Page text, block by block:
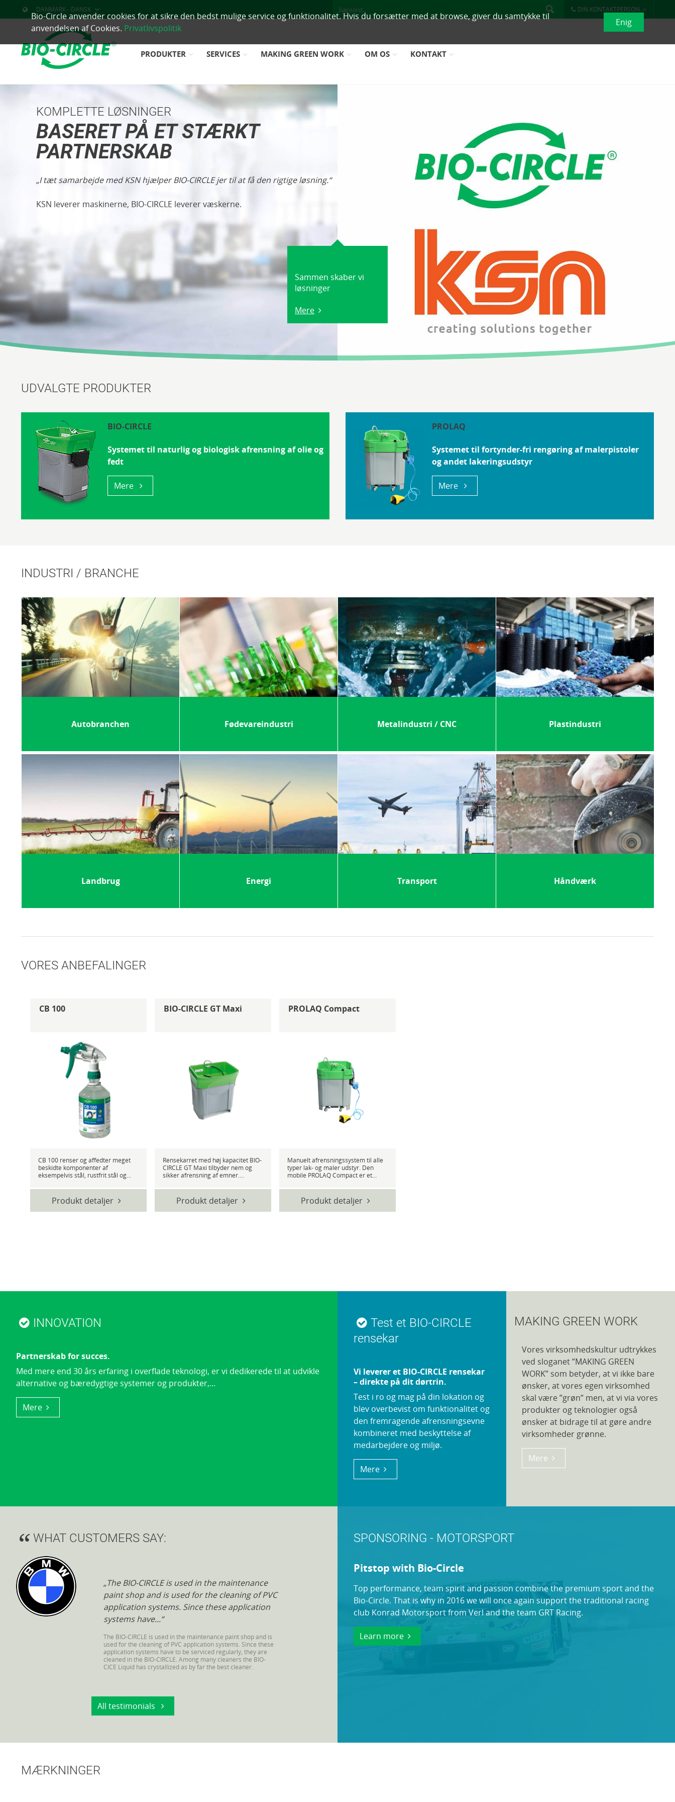
Bio-Circle anvender cookies for at sikre den bedst mulige service og funktionalitet. Hvis du forsætter med at browse, giver du samtykke til
anvendelsen af Cookies. Privatlivspolitik
Enig
DANMARK - DANSK DIN KONTAKTPERSON
PRODUKTER SERVICES MAKING GREEN WORK OM OS KONTAKT
KOMPLETTE LØSNINGER
BASERET PÅ ET STÆRKT
PARTNERSKAB
I tæt samarbejde med KSN hjælper BIO-CIRCLE jer til at få den rigtige løsning.
KSN leverer maskinerne, BIO-CIRCLE leverer væskerne.
Sammen skaber vi
løsninger
Mere
UDVALGTE PRODUKTER
BIO-CIRCLE
Systemet til naturlig og biologisk afrensning af olie og
fedt
Mere
PROLAQ
Systemet til fortynder-fri rengøring af malerpistoler
og andet lakeringsudstyr
Mere
INDUSTRI / BRANCHE
Autobranchen Fødevareindustri Metalindustri / CNC Plastindustri
Landbrug Energi Transport Håndværk
VORES ANBEFALINGER
CB 100
CB 100 renser og affedter meget
beskidte komponenter af
eksempelvis stål, rustfrit stål og
anbefalet til afrensning af kraftig
snavs såsom special fedt,
gummimærker, bitumen, voks
rester, olie og...
Produkt detaljer
BIO-CIRCLE GT Maxi
Rensekarret med høj kapacitet BIO-
CIRCLE GT Maxi tilbyder nem og
sikker afrensning af emner.
krav til nem anvendelse,
pålidelighed og er egnet til daglig
brug. Vandbaseret afrensning med
naturlige...
Produkt detaljer
PROLAQ Compact
Manuelt afrensningssystem til alle
typer lak- og maler udstyr. Den
mobile PROLAQ Compact er et
flow kop- og maler pistoler og andet
lak- og maler udstyr. Systemet er
udstyret med en 6-bars AAOD...
Produkt detaljer
INNOVATION
Partnerskab for succes.
Med mere end 30 års erfaring i overflade teknologi, er vi dedikerede til at udvikle
alternative og bæredygtige systemer og produkter,...
Mere
Test et BIO-CIRCLE
rensekar
Vi leverer et BIO-CIRCLE rensekar
– direkte på dit dørtrin.
Test i ro og mag på din lokation og
blev overbevist om funktionalitet og
den fremragende afrensningsevne
kombineret med beskyttelse af
medarbejdere og miljø.
Mere
MAKING GREEN WORK
Vores virksomhedskultur udtrykkes
ved sloganet ”MAKING GREEN
WORK” som betyder, at vi ikke bare
ønsker, at vores egen virksomhed
skal være ”grøn” men, at vi via vores
produkter og teknologier også
ønsker at bidrage til at gøre andre
virksomheder grønne.
Mere
WHAT CUSTOMERS SAY:
The BIO-CIRCLE is used in the maintenance
paint shop and is used for the cleaning of PVC
application systems. Since these application
systems have...
The BIO-CIRCLE is used in the maintenance paint shop and is
used for the cleaning of PVC application systems. Since these
application systems have to be serviced regularly, they are
cleaned in the BIO-CIRCLE. Among many cleaners the BIO-
CICE Liquid has crystallized as by far the best cleaner.
All testimonials
SPONSORING - MOTORSPORT
Pitstop with Bio-Circle
Top performance, team spirit and passion combine the premium sport and the
Bio-Circle. That is why in 2016 we will once again support the traditional racing
club Konrad Motorsport from Verl and the team GRT Racing.
Learn more
MÆRKNINGER